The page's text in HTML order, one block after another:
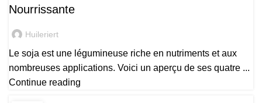
Nourrissante
Huileriert
Le soja est une légumineuse riche en nutriments et aux
nombreuses applications. Voici un aperçu de ses quatre ...
Continue reading